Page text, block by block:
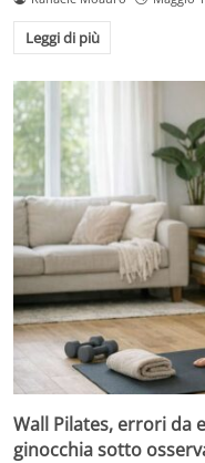
Leggi di più
Wall Pilates, errori da
ginocchia sotto